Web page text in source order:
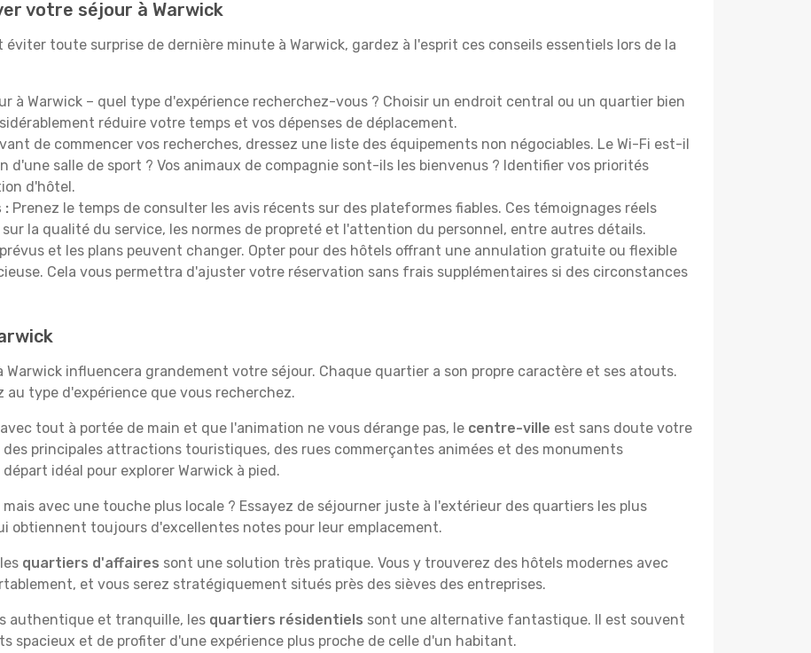
votre séjour à Warwick
toute surprise de dernière minute à Warwick, gardez à l'esprit ces conseils essentiels lors de la
à Warwick – quel type d'expérience recherchez-vous ? Choisir un endroit central ou un quartier bien
réduire votre temps et vos dépenses de déplacement.
de commencer vos recherches, dressez une liste des équipements non négociables. Le Wi-Fi est-il
d'une salle de sport ? Vos animaux de compagnie sont-ils les bienvenus ? Identifier vos priorités
d'hôtel.
: Prenez le temps de consulter les avis récents sur des plateformes fiables. Ces témoignages réels
la qualité du service, les normes de propreté et l'attention du personnel, entre autres détails.
et les plans peuvent changer. Opter pour des hôtels offrant une annulation gratuite ou flexible
Cela vous permettra d'ajuster votre réservation sans frais supplémentaires si des circonstances
Warwick influencera grandement votre séjour. Chaque quartier a son propre caractère et ses atouts.
type d'expérience que vous recherchez.
tout à portée de main et que l'animation ne vous dérange pas, le centre-ville est sans doute votre
des principales attractions touristiques, des rues commerçantes animées et des monuments
idéal pour explorer Warwick à pied.
avec une touche plus locale ? Essayez de séjourner juste à l'extérieur des quartiers les plus
obtiennent toujours d'excellentes notes pour leur emplacement.
quartiers d'affaires sont une solution très pratique. Vous y trouverez des hôtels modernes avec
et vous serez stratégiquement situés près des sièves des entreprises.
authentique et tranquille, les quartiers résidentiels sont une alternative fantastique. Il est souvent
spacieux et de profiter d'une expérience plus proche de celle d'un habitant.